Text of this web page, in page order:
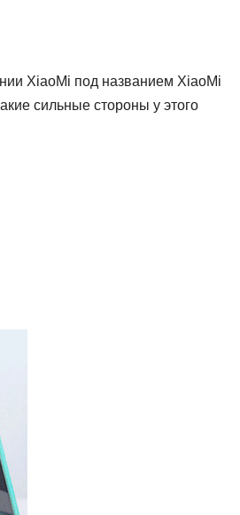
XiaoMi под названием XiaoMi
сильные стороны у этого